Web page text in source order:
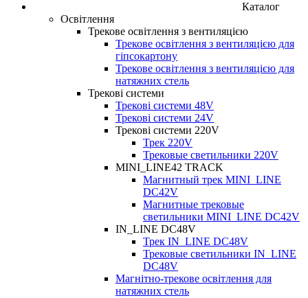
Каталог
Освітлення
Трекове освітлення з вентиляцією
Трекове освітлення з вентиляцією для
гіпсокартону
Трекове освітлення з вентиляцією для
натяжних стель
Трекові системи
Трекові системи 48V
Трекові системи 24V
Трекові системи 220V
Трек 220V
Трековые светильники 220V
MINI_LINE42 TRACK
Магнитный трек MINI_LINE
DC42V
Магнитные трековые
светильники MINI_LINE DC42V
IN_LINE DC48V
Трек IN_LINE DC48V
Трековые светильники IN_LINE
DC48V
Магнітно-трекове освітлення для
натяжних стель